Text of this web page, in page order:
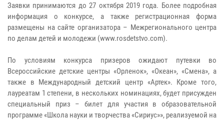
Заявки принимаются до 27 октября 2019 года. Более подробная
информация о конкурсе, а также регистрационная форма
размещены на сайте организатора – Межрегионального центра
по делам детей и молодежи (www.rosdetstvo.com).
По условиям конкурса призеров ожидают путевки во
Всероссийские детские центры «Орленок», «Океан», «Смена», а
также в Международный детский центр «Артек». Кроме того,
лауреатам 1 степени, в нескольких номинациях, будет присужден
специальный приз – билет для участия в образовательной
программе «Школа науки и творчества «Сириус»», реализуемой на